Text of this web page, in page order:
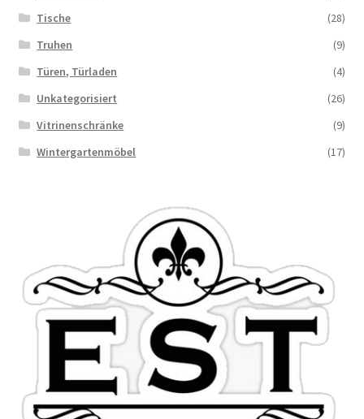
Tische
(28)
Truhen
(9)
Türen, Türladen
(4)
Unkategorisiert
(26)
Vitrinenschränke
(9)
Wintergartenmöbel
(17)